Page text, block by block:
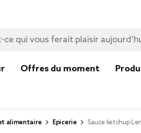
Offres du moment
alimentaire Epicerie Sauce ketchup